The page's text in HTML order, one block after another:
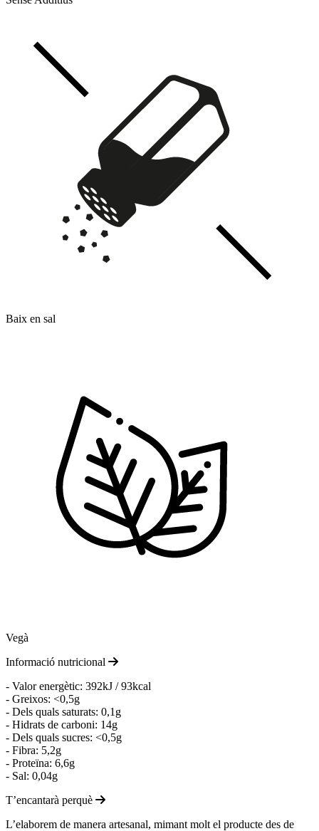
Baix en sal
Vegà
Informació nutricional
- Valor energètic: 392kJ / 93kcal
- Greixos: <0,5g
- Dels quals saturats: 0,1g
- Hidrats de carboni: 14g
- Dels quals sucres: <0,5g
- Fibra: 5,2g
- Proteïna: 6,6g
- Sal: 0,04g
T’encantarà perquè
L’elaborem de manera artesanal, mimant molt el producte des de